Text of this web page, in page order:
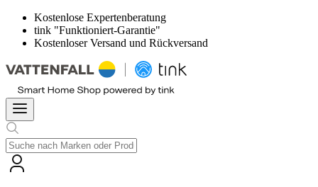
Kostenlose Expertenberatung
tink "Funktioniert-Garantie"
Kostenloser Versand und Rückversand